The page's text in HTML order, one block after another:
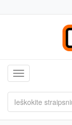
Toggle navigation